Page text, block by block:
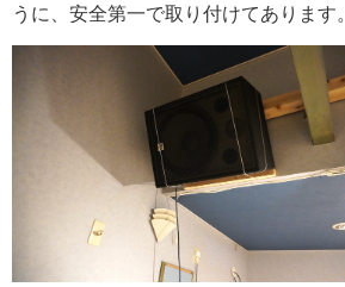
うに、安全第一で取り付けてあります。